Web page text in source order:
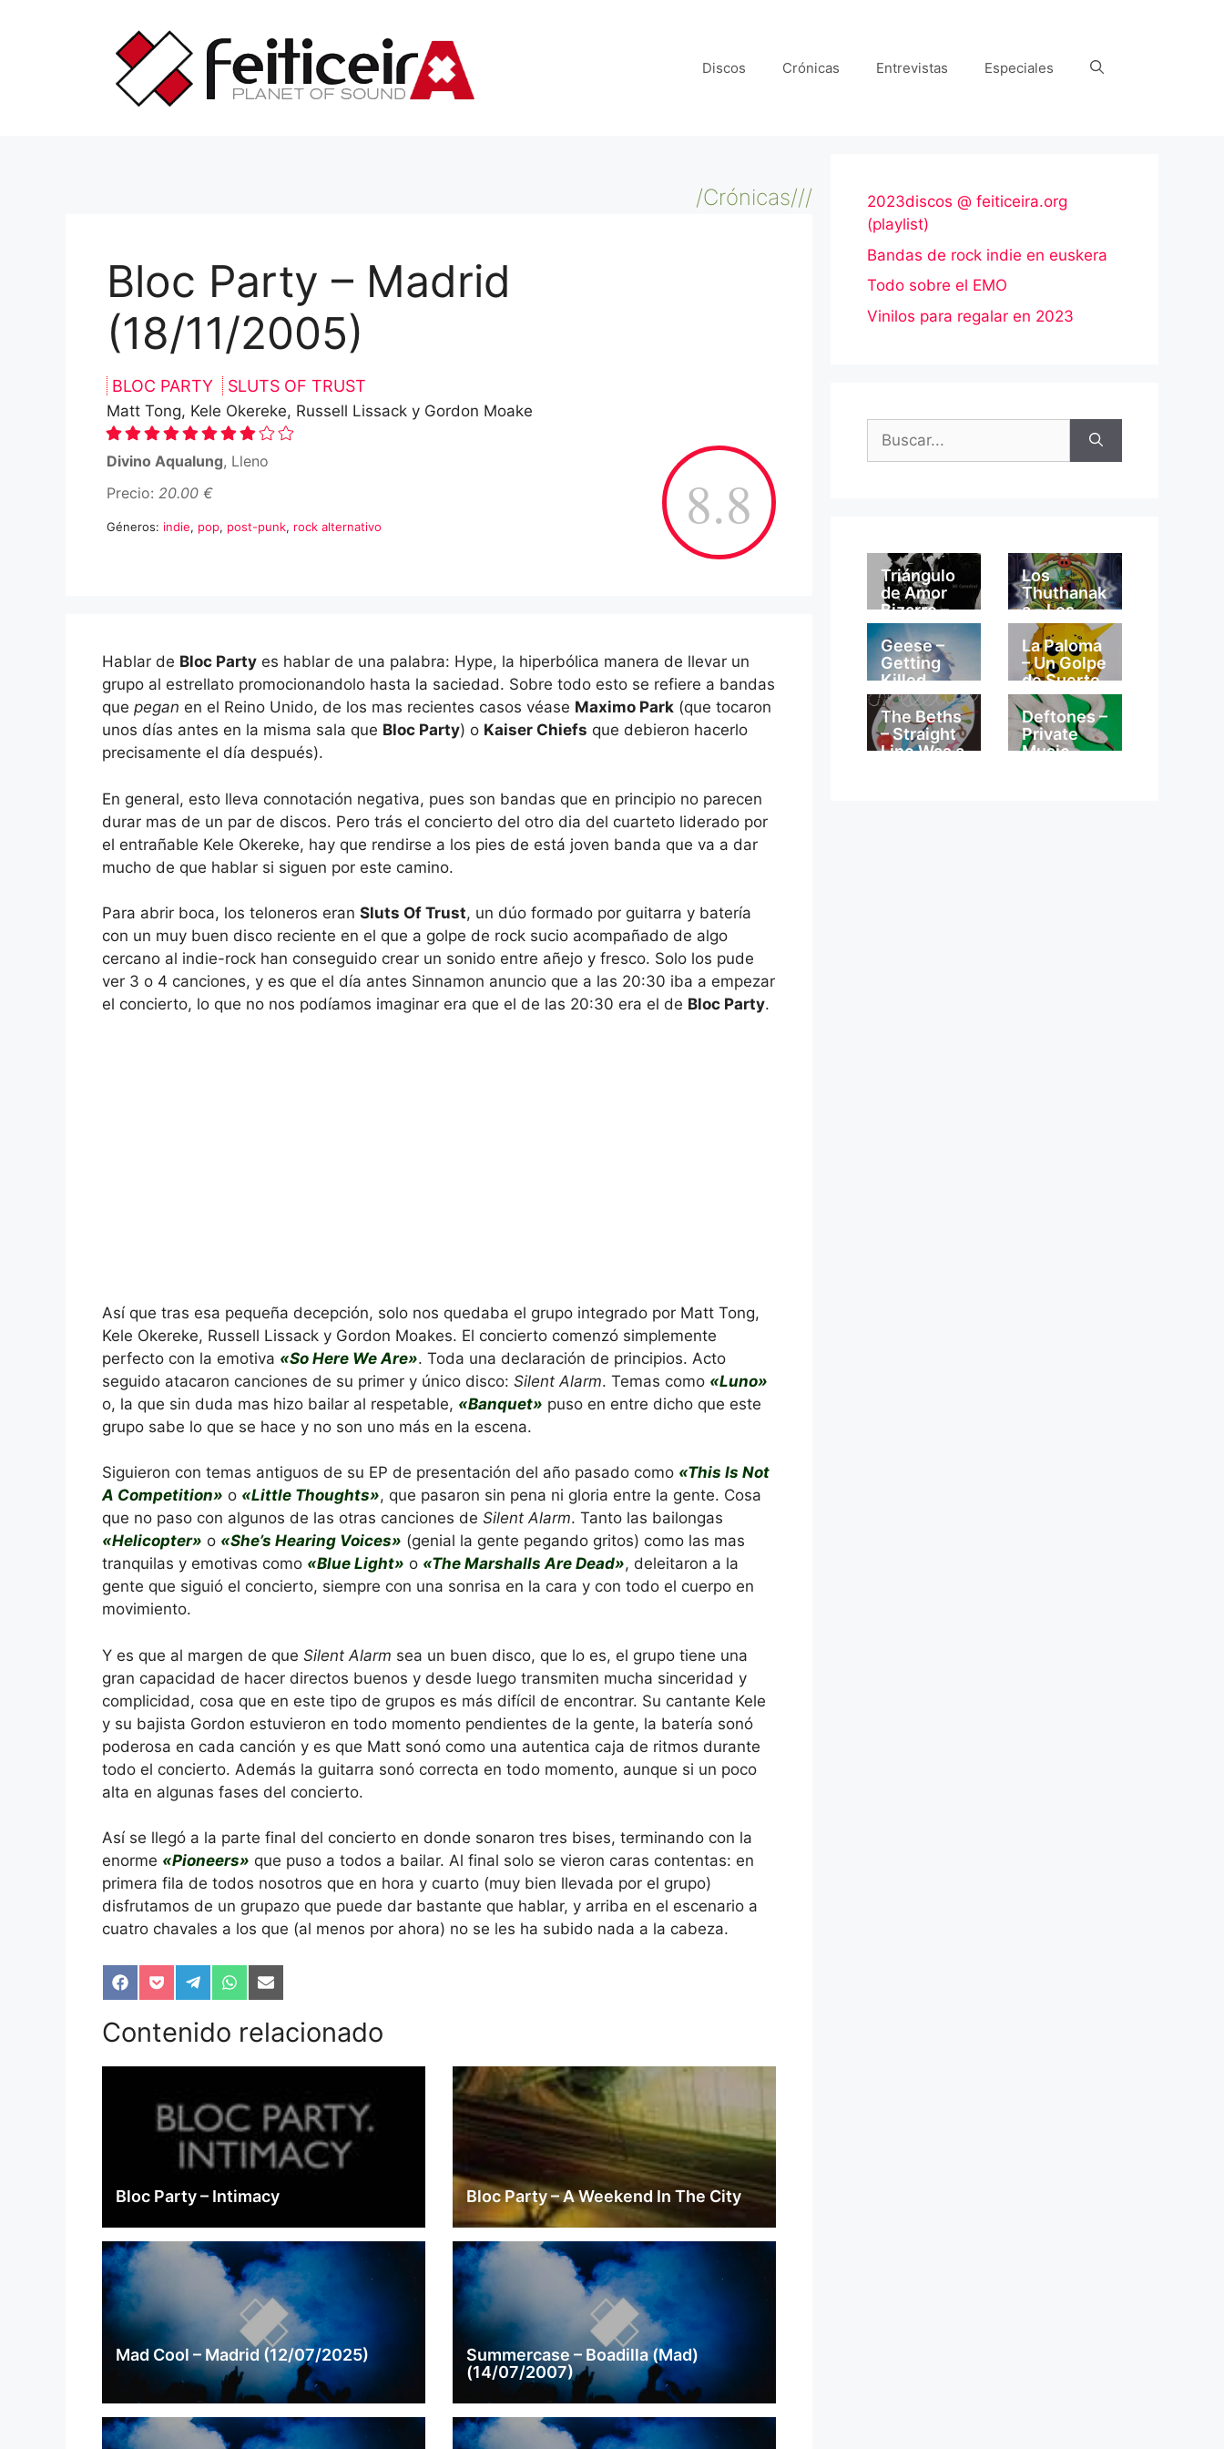
Discos Crónicas Entrevistas Especiales
/Crónicas///
Bloc Party – Madrid
(18/11/2005)
BLOC PARTY SLUTS OF TRUST
Matt Tong, Kele Okereke, Russell Lissack y Gordon Moake
8.8
Divino Aqualung, Lleno
Precio: 20.00 €
Géneros: indie, pop, post-punk, rock alternativo
Hablar de Bloc Party es hablar de una palabra: Hype, la hiperbólica manera de llevar un
grupo al estrellato promocionandolo hasta la saciedad. Sobre todo esto se refiere a bandas
que pegan en el Reino Unido, de los mas recientes casos véase Maximo Park (que tocaron
unos días antes en la misma sala que Bloc Party) o Kaiser Chiefs que debieron hacerlo
precisamente el día después).
En general, esto lleva connotación negativa, pues son bandas que en principio no parecen
durar mas de un par de discos. Pero trás el concierto del otro dia del cuarteto liderado por
el entrañable Kele Okereke, hay que rendirse a los pies de está joven banda que va a dar
mucho de que hablar si siguen por este camino.
Para abrir boca, los teloneros eran Sluts Of Trust, un dúo formado por guitarra y batería
con un muy buen disco reciente en el que a golpe de rock sucio acompañado de algo
cercano al indie-rock han conseguido crear un sonido entre añejo y fresco. Solo los pude
ver 3 o 4 canciones, y es que el día antes Sinnamon anuncio que a las 20:30 iba a empezar
el concierto, lo que no nos podíamos imaginar era que el de las 20:30 era el de Bloc Party.
Así que tras esa pequeña decepción, solo nos quedaba el grupo integrado por Matt Tong,
Kele Okereke, Russell Lissack y Gordon Moakes. El concierto comenzó simplemente
perfecto con la emotiva «So Here We Are». Toda una declaración de principios. Acto
seguido atacaron canciones de su primer y único disco: Silent Alarm. Temas como «Luno»
o, la que sin duda mas hizo bailar al respetable, «Banquet» puso en entre dicho que este
grupo sabe lo que se hace y no son uno más en la escena.
Siguieron con temas antiguos de su EP de presentación del año pasado como «This Is Not
A Competition» o «Little Thoughts», que pasaron sin pena ni gloria entre la gente. Cosa
que no paso con algunos de las otras canciones de Silent Alarm. Tanto las bailongas
«Helicopter» o «She’s Hearing Voices» (genial la gente pegando gritos) como las mas
tranquilas y emotivas como «Blue Light» o «The Marshalls Are Dead», deleitaron a la
gente que siguió el concierto, siempre con una sonrisa en la cara y con todo el cuerpo en
movimiento.
Y es que al margen de que Silent Alarm sea un buen disco, que lo es, el grupo tiene una
gran capacidad de hacer directos buenos y desde luego transmiten mucha sinceridad y
complicidad, cosa que en este tipo de grupos es más difícil de encontrar. Su cantante Kele
y su bajista Gordon estuvieron en todo momento pendientes de la gente, la batería sonó
poderosa en cada canción y es que Matt sonó como una autentica caja de ritmos durante
todo el concierto. Además la guitarra sonó correcta en todo momento, aunque si un poco
alta en algunas fases del concierto.
Así se llegó a la parte final del concierto en donde sonaron tres bises, terminando con la
enorme «Pioneers» que puso a todos a bailar. Al final solo se vieron caras contentas: en
primera fila de todos nosotros que en hora y cuarto (muy bien llevada por el grupo)
disfrutamos de un grupazo que puede dar bastante que hablar, y arriba en el escenario a
cuatro chavales a los que (al menos por ahora) no se les ha subido nada a la cabeza.
Compartir
en
Facebook
Compartir
en
Pocket
Compartir
en
Telegram
Compartir
en
WhatsApp
Compartir
en
Email
Contenido relacionado
Bloc Party – Intimacy Bloc Party – A Weekend In The City
Mad Cool – Madrid (12/07/2025)
Summercase – Boadilla (Mad)
(14/07/2007)
2023discos @ feiticeira.org
(playlist)
Bandas de rock indie en euskera
Todo sobre el EMO
Vinilos para regalar en 2023
Triángulo
de Amor
Bizarro –
Mi
Catedral
Los
Thuthanak
a – Los
Thuthanak
a
Geese –
Getting
Killed
La Paloma
– Un Golpe
de Suerte
The Beths
– Straight
Line Was a
Deftones –
Private
Music